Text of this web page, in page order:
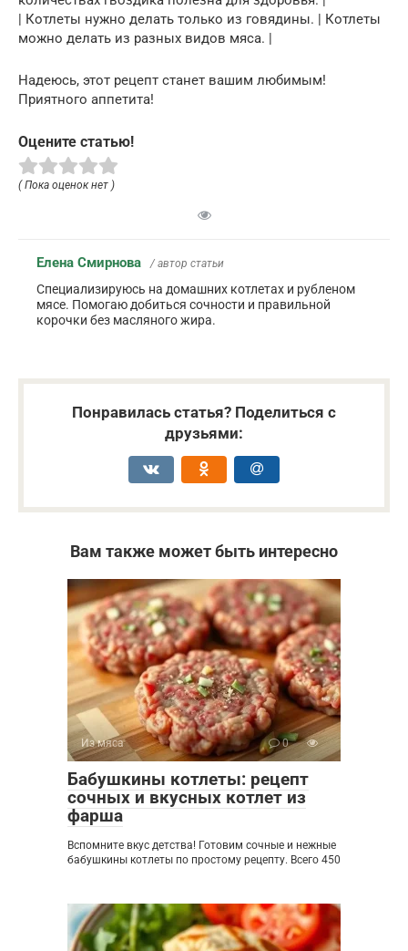
| Котлеты нужно делать только из говядины. | Котлеты
можно делать из разных видов мяса. |
Надеюсь, этот рецепт станет вашим любимым!
Приятного аппетита!
Оцените статью!
( Пока оценок нет )
Елена Смирнова / автор статьи
Специализируюсь на домашних котлетах и рубленом
мясе. Помогаю добиться сочности и правильной
корочки без масляного жира.
Понравилась статья? Поделиться с
друзьями:
Вам также может быть интересно
Из мяса 0
Бабушкины котлеты: рецепт
сочных и вкусных котлет из
фарша
Вспомните вкус детства! Готовим сочные и нежные
бабушкины котлеты по простому рецепту. Всего 450